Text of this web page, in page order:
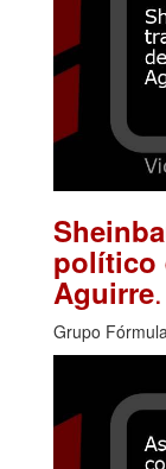
político
Aguirre
Grupo